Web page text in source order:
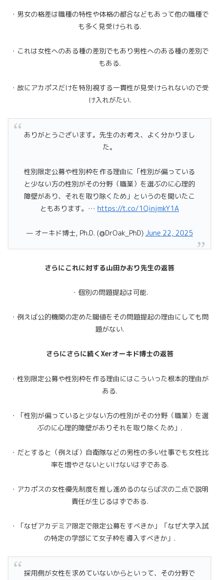
・男女の格差は職種の特性や体格の都合などもあって他の職種で
も多く見受けられる.
・これは女性へのある種の差別でもあり男性へのある種の差別で
もある.
・故にアカポスだけを特別視する一貫性が見受けられないので受
け入れがたい.
ありがとうございます。先生のお考え、よく分かりまし
た。
性別限定公募や性別枠を作る理由に「性別が偏っている
と少ない方の性別がその分野（職業）を選ぶのに心理的
障壁があり、それを取り除くため」というのを聞いたこ
ともあります。… https://t.co/1QinjmkY1A
— オーキド博士, Ph.D. (@DrOak_PhD) June 22, 2025
さらにこれに対する山田かおり先生の返答
・個別の問題提起は可能.
・例えば公的機関の定めた閾値をその問題提起の理由にしても問
題がない.
さらにさらに続くXerオーキド博士の返答
・性別限定公募や性別枠を作る理由にはこういった根本的理由が
ある.
・「性別が偏っていると少ない方の性別がその分野（職業）を選
ぶのに心理的障壁がありそれを取り除くため」.
・だとすると（例えば）自衛隊などの男性の多い仕事でも女性比
率を増やさないといけないはずである.
・アカポスの女性優先制度を推し進めるのならば次の二点で説明
責任が生じるはずである.
・「なぜアカデミア限定で限定公募をすべきか」「なぜ大学入試
の特定の学部にて女子枠を導入すべきか」.
採用側が女性を求めていないからといって、その分野で